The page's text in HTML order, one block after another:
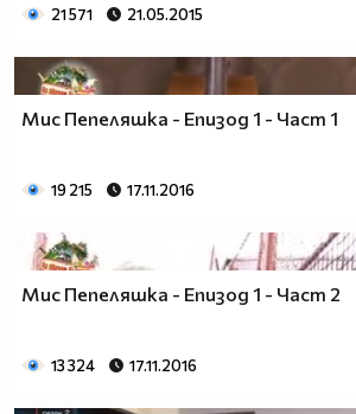
21 571 21.05.2015
Мис Пепеляшка - Епизод 1 - Част 1
19 215 17.11.2016
Мис Пепеляшка - Епизод 1 - Част 2
13 324 17.11.2016